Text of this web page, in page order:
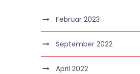
Februar 2023
September 2022
April 2022